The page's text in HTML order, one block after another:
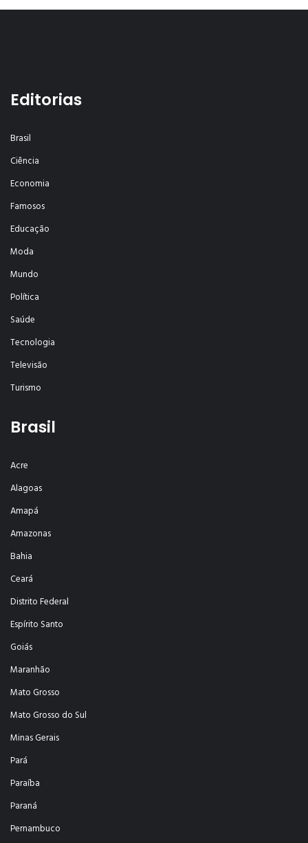
Editorias
Brasil
Ciência
Economia
Famosos
Educação
Moda
Mundo
Política
Saúde
Tecnologia
Televisão
Turismo
Brasil
Acre
Alagoas
Amapá
Amazonas
Bahia
Ceará
Distrito Federal
Espírito Santo
Goiás
Maranhão
Mato Grosso
Mato Grosso do Sul
Minas Gerais
Pará
Paraíba
Paraná
Pernambuco